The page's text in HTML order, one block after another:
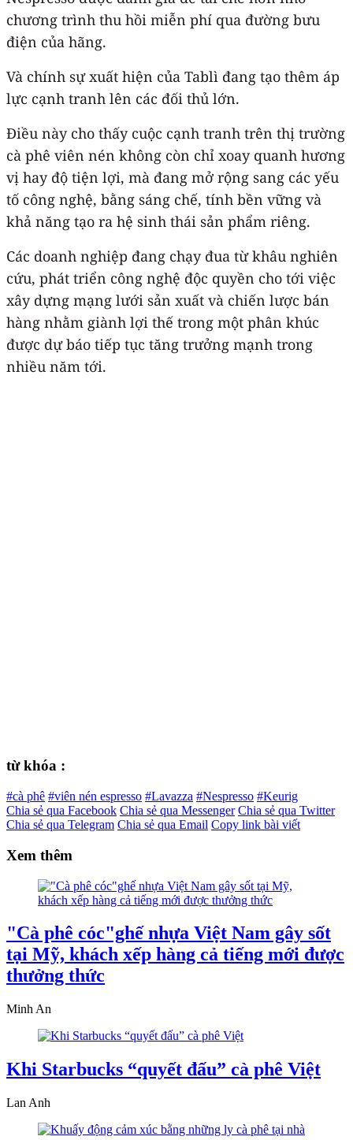
chương trình thu hồi miễn phí qua đường bưu
điện của hãng.
Và chính sự xuất hiện của Tablì đang tạo thêm áp
lực cạnh tranh lên các đối thủ lớn.
Điều này cho thấy cuộc cạnh tranh trên thị trường
cà phê viên nén không còn chỉ xoay quanh hương
vị hay độ tiện lợi, mà đang mở rộng sang các yếu
tố công nghệ, bằng sáng chế, tính bền vững và
khả năng tạo ra hệ sinh thái sản phẩm riêng.
Các doanh nghiệp đang chạy đua từ khâu nghiên
cứu, phát triển công nghệ độc quyền cho tới việc
xây dựng mạng lưới sản xuất và chiến lược bán
hàng nhằm giành lợi thế trong một phân khúc
được dự báo tiếp tục tăng trưởng mạnh trong
nhiều năm tới.
từ khóa :
#cà phê #viên nén espresso #Lavazza #Nespresso #Keurig
Chia sẻ qua Facebook Chia sẻ qua Messenger Chia sẻ qua Twitter
Chia sẻ qua Telegram Chia sẻ qua Email Copy link bài viết
Xem thêm
"Cà phê cóc"ghế nhựa Việt Nam gây sốt
tại Mỹ, khách xếp hàng cả tiếng mới được
thưởng thức
Minh An
Khi Starbucks “quyết đấu” cà phê Việt
Lan Anh